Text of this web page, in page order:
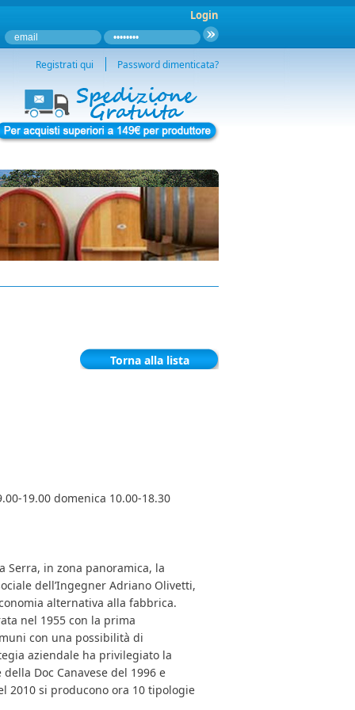
Login
Password dimenticata?
Registrati qui
19.00 domenica 10.00-18.30
Serra, in zona panoramica, la
dell’Ingegner Adriano Olivetti,
alternativa alla fabbrica.
nel 1955 con la prima
con una possibilità di
aziendale ha privilegiato la
Doc Canavese del 1996 e
2010 si producono ora 10 tipologie
Torna alla lista